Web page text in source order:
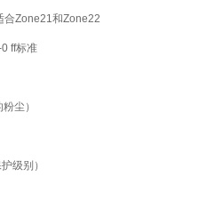
Zone21和Zone22
ff标准
尘）
级别）